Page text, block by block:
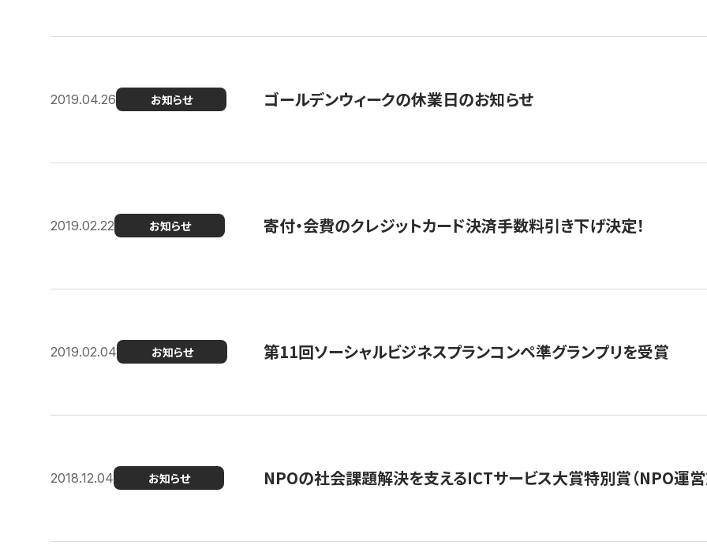
2019.04.26 お知らせ ゴールデンウィークの休業日のお知らせ
2019.02.22 お知らせ 寄付・会費のクレジットカード決済手数料引き下げ決定！
2019.02.04 お知らせ 第11回ソーシャルビジネスプランコンペ準グランプリを受賞
2018.12.04 お知らせ NPOの社会課題解決を支えるICTサービス大賞特別賞（NPO運